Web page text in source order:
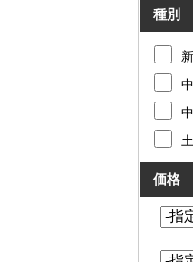
種別
価格